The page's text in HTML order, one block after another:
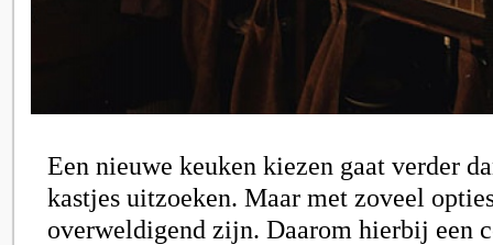
Een nieuwe keuken kiezen gaat verder
kastjes uitzoeken. Maar met zoveel
overweldigend zijn. Daarom hierbij een